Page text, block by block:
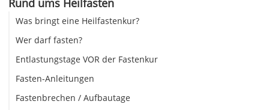
Was bringt eine Heilfastenkur?
Wer darf fasten?
Entlastungstage VOR der Fastenkur
Fasten-Anleitungen
Fastenbrechen / Aufbautage